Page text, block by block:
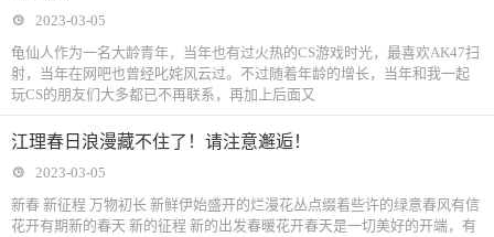
2023-03-05
龟仙人作为一名大龄青年，当年也有过火热的CS游戏时光，最喜欢AK47扫
射，当年在网吧也曾经叱姹风云过。不过随着年龄的增长，当年和我一起
玩CS的朋友们大多都已不再联系，再加上后面又
江理春日浪漫藏不住了！请注意邂逅！
2023-03-05
新春 新征程 万物初长 新鲜伊始盛开的烂漫花丛点缀着些许的绿意春风有信
花开有期新的春天 新的征程 新的出发春暖花开春天是一切美好的开端，有